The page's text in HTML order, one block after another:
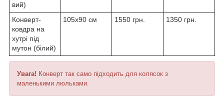
вий)
Конверт-
ковдра на
хутрі під
мутон (білий)
105х90 см 1550 грн. 1350 грн.
Увага! Конверт так само підходить для колясок з
маленькими люльками.